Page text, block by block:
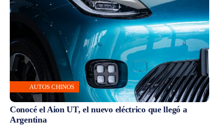
AUTOS CHINOS
Conocé el Aion UT, el nuevo eléctrico que llegó a
Argentina